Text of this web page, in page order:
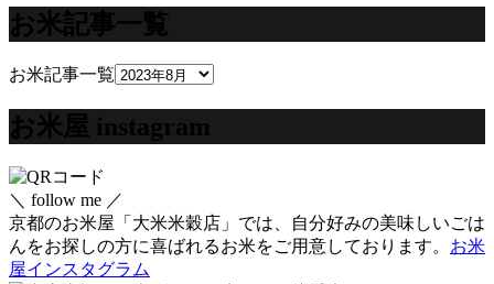
お米記事一覧
お米記事一覧
お米屋 instagram
＼ follow me ／
京都のお米屋「大米米穀店」では、自分好みの美味しいごは
んをお探しの方に喜ばれるお米をご用意しております。 お米
屋インスタグラム